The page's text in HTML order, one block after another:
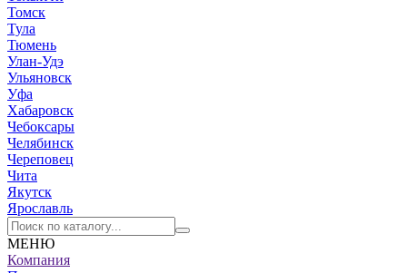
Томск
Тула
Тюмень
Улан-Удэ
Ульяновск
Уфа
Хабаровск
Чебоксары
Челябинск
Череповец
Чита
Якутск
Ярославль
МЕНЮ
Компания